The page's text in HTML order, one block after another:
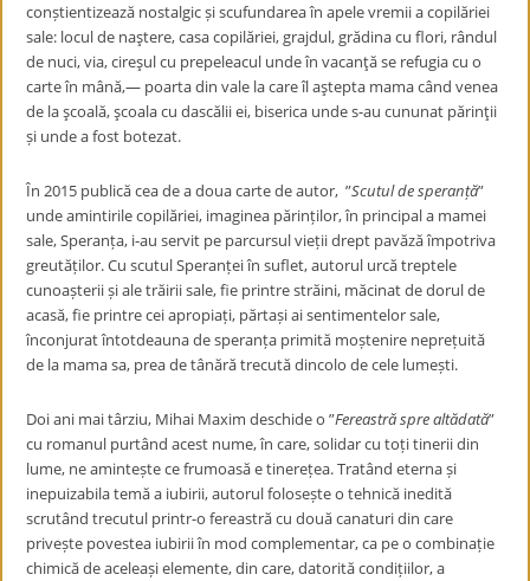
conștientizează nostalgic și scufundarea în apele vremii a copilăriei
sale: locul de naştere, casa copilăriei, grajdul, grădina cu flori, rândul
de nuci, via, cireşul cu prepeleacul unde în vacanţă se refugia cu o
carte în mână,— poarta din vale la care îl aştepta mama când venea
de la şcoală, şcoala cu dascălii ei, biserica unde s-au cununat părinţii
și unde a fost botezat.
În 2015 publică cea de a doua carte de autor, ”Scutul de speranță”
unde amintirile copilăriei, imaginea părinților, în principal a mamei
sale, Speranța, i-au servit pe parcursul vieții drept pavăză împotriva
greutăților. Cu scutul Speranței în suflet, autorul urcă treptele
cunoașterii și ale trăirii sale, fie printre străini, măcinat de dorul de
acasă, fie printre cei apropiați, părtași ai sentimentelor sale,
înconjurat întotdeauna de speranța primită moștenire neprețuită
de la mama sa, prea de tânără trecută dincolo de cele lumești.
Doi ani mai târziu, Mihai Maxim deschide o ”Fereastră spre altădată”
cu romanul purtând acest nume, în care, solidar cu toți tinerii din
lume, ne amintește ce frumoasă e tinerețea. Tratând eterna și
inepuizabila temă a iubirii, autorul folosește o tehnică inedită
scrutând trecutul printr-o fereastră cu două canaturi din care
privește povestea iubirii în mod complementar, ca pe o combinație
chimică de aceleași elemente, din care, datorită condițiilor, a